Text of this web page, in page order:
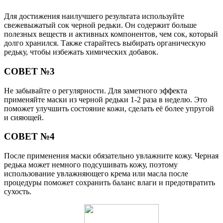
Для достижения наилучшего результата используйте
свежевыжатый сок черной редьки. Он содержит больше
полезных веществ и активных компонентов, чем сок, который
долго хранился. Также старайтесь выбирать органическую
редьку, чтобы избежать химических добавок.
СОВЕТ №3
Не забывайте о регулярности. Для заметного эффекта
применяйте маски из черной редьки 1-2 раза в неделю. Это
поможет улучшить состояние кожи, сделать её более упругой
и сияющей.
СОВЕТ №4
После применения маски обязательно увлажните кожу. Черная
редька может немного подсушивать кожу, поэтому
использование увлажняющего крема или масла после
процедуры поможет сохранить баланс влаги и предотвратить
сухость.